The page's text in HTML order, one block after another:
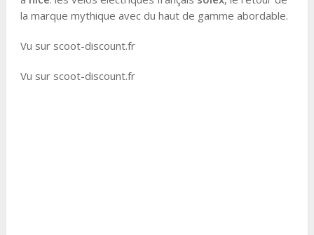
la marque mythique avec du haut de gamme abordable.
Vu sur scoot-discount.fr
Vu sur scoot-discount.fr